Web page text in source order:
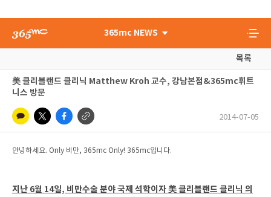
365mc NEWS
목록
美 클리블랜드 클리닉 Matthew Kroh 교수, 강남본점&365mc휘트
니스 방문
2014-07-05
안녕하세요. Only 비만, 365mc Only! 365mc입니다.
지난 6월 14일, 비만수술 분야 국제 석학이자 美 클리블랜드 클리닉 의